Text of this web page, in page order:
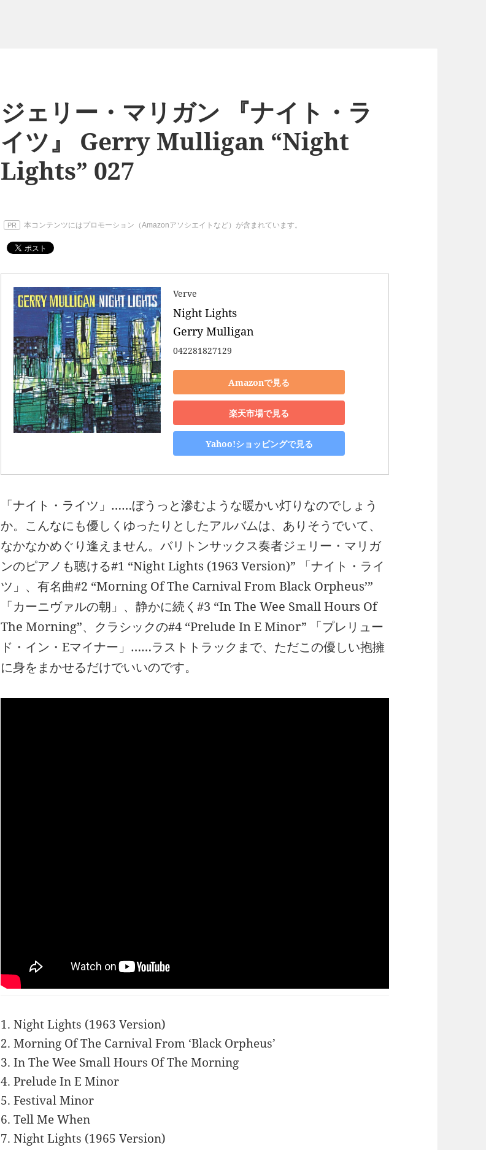
ジェリー・マリガン 『ナイト・ラ
イツ』 Gerry Mulligan “Night
Lights” 027
PR 本コンテンツにはプロモーション（Amazonアソシエイトなど）が含まれています。
Verve
Night Lights
Gerry Mulligan
042281827129
Amazonで見る
楽天市場で見る
Yahoo!ショッピングで見る
「ナイト・ライツ」……ぼうっと滲むような暖かい灯りなのでしょう
か。こんなにも優しくゆったりとしたアルバムは、ありそうでいて、
なかなかめぐり逢えません。バリトンサックス奏者ジェリー・マリガ
ンのピアノも聴ける#1 “Night Lights (1963 Version)” 「ナイト・ライ
ツ」、有名曲#2 “Morning Of The Carnival From Black Orpheus’”
「カーニヴァルの朝」、静かに続く#3 “In The Wee Small Hours Of
The Morning”、クラシックの#4 “Prelude In E Minor” 「プレリュー
ド・イン・Eマイナー」……ラストトラックまで、ただこの優しい抱擁
に身をまかせるだけでいいのです。
1. Night Lights (1963 Version)
2. Morning Of The Carnival From ‘Black Orpheus’
3. In The Wee Small Hours Of The Morning
4. Prelude In E Minor
5. Festival Minor
6. Tell Me When
7. Night Lights (1965 Version)